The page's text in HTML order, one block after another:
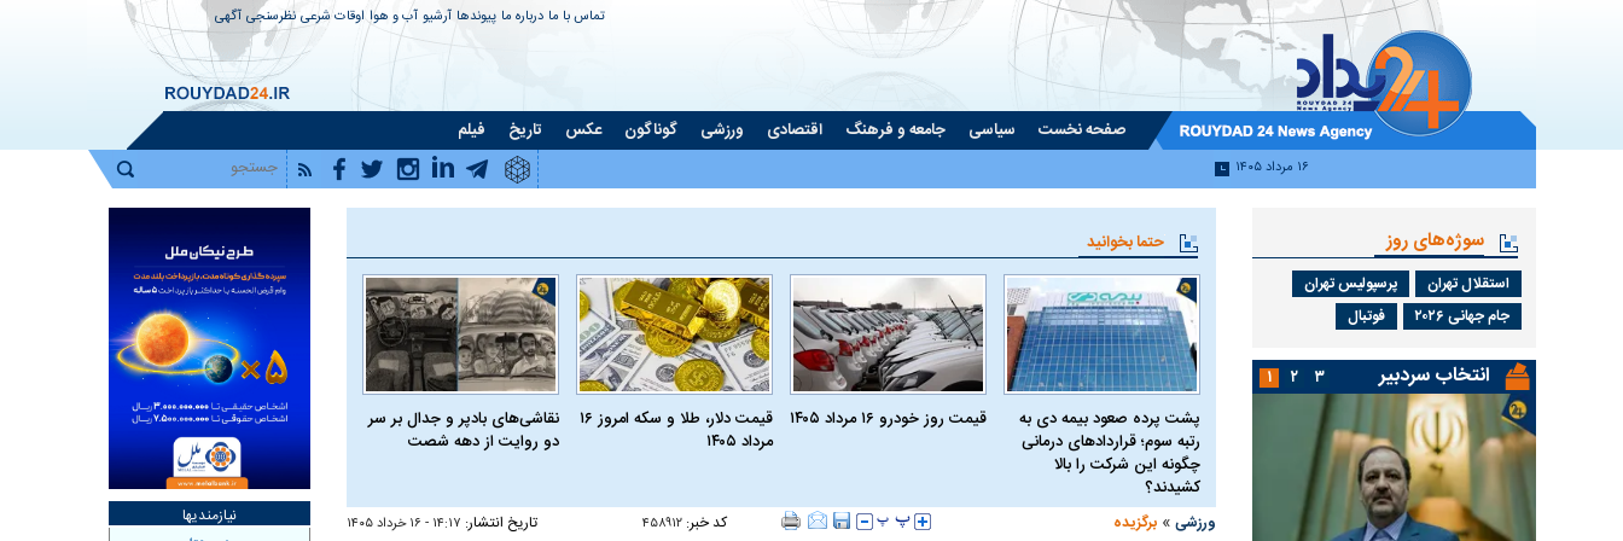
تماس با ما درباره ما پیوندها آرشیو آب و هوا اوقات شرعی نظرسنجی آگهی
صفحه نخست سیاسی جامعه و فرهنگ اقتصادی ورزشی گوناگون عکس تاریخ فیلم
۱۶ مرداد ۱۴۰۵
حتما بخوانید
پشت پرده صعود بیمه دی به
رتبه سوم؛ قراردادهای درمانی
چگونه این شرکت را بالا
کشیدند؟
قیمت روز خودرو ۱۶ مرداد ۱۴۰۵
قیمت دلار، طلا و سکه امروز ۱۶
مرداد ۱۴۰۵
نقاشی‌های بادپر و جدال بر سر
دو روایت از دهه شصت
ورزشی » برگزیده کد خبر: ۴۵۸۹۱۲ تاریخ انتشار: ۱۴:۱۷ - ۱۶ خرداد ۱۴۰۵
سوژه‌های روز
استقلال تهران
پرسپولیس تهران
جام جهانی ۲۰۲۶
فوتبال
انتخاب سردبیر ۱ ۲ ۳
نیازمندیها